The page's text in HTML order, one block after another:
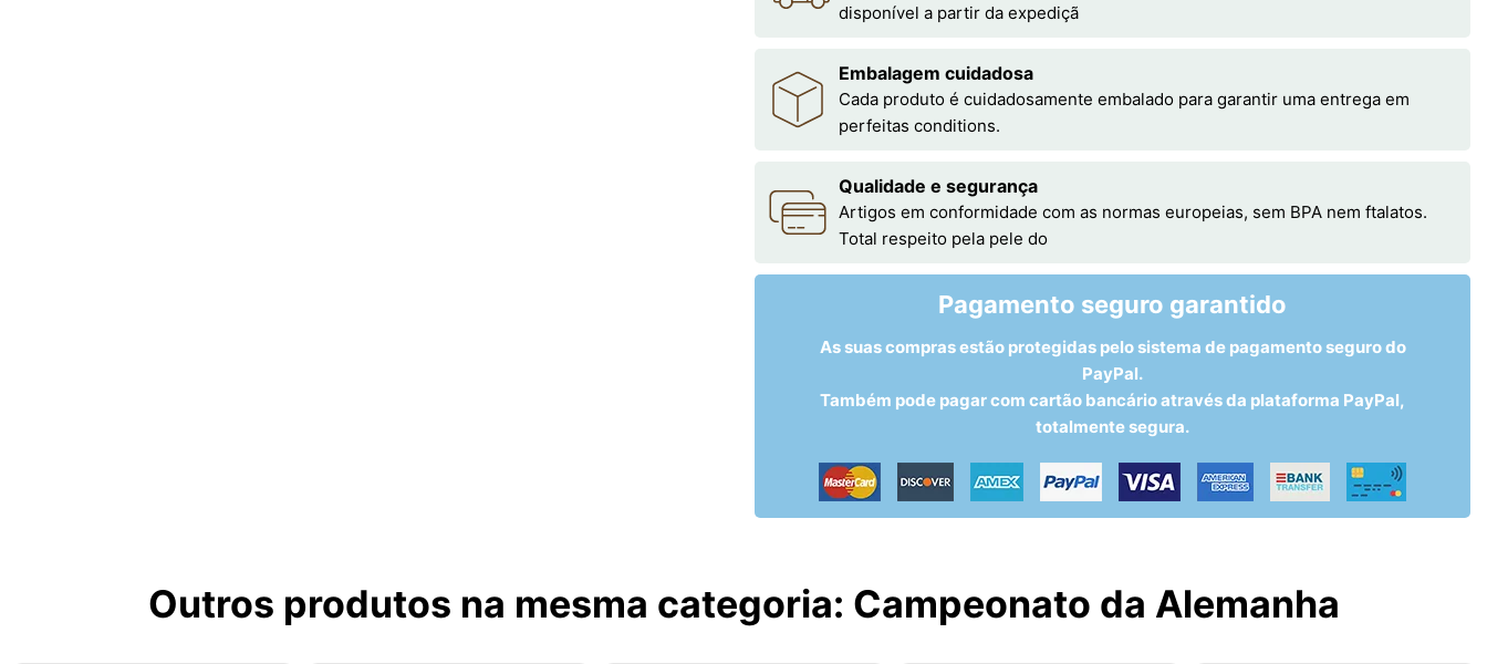
disponível a partir da expediçã
Embalagem cuidadosa
Cada produto é cuidadosamente embalado para garantir uma entrega em
perfeitas conditions.
Qualidade e segurança
Artigos em conformidade com as normas europeias, sem BPA nem ftalatos.
Total respeito pela pele do
Pagamento seguro garantido
As suas compras estão protegidas pelo sistema de pagamento seguro do
PayPal.
Também pode pagar com cartão bancário através da plataforma PayPal,
totalmente segura.
Outros produtos na mesma categoria: Campeonato da Alemanha